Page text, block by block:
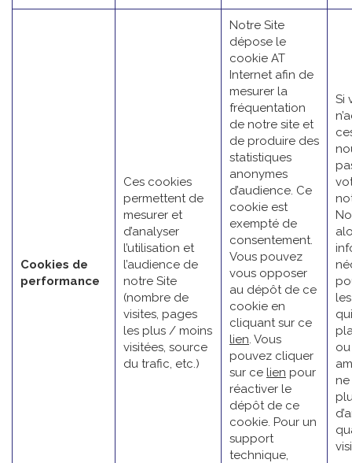
Cookies de
performance
Ces cookies
permettent de
mesurer et
d’analyser
l’utilisation et
l’audience de
notre Site
(nombre de
visites, pages
les plus / moins
visitées, source
du trafic, etc.)
Notre Site
dépose le
cookie AT
Internet afin de
mesurer la
fréquentation
de notre site et
de produire des
statistiques
anonymes
d’audience. Ce
cookie est
exempté de
consentement.
Vous pouvez
vous opposer
au dépôt de ce
cookie en
cliquant sur ce
lien. Vous
pouvez cliquer
sur ce lien pour
réactiver le
dépôt de ce
cookie. Pour un
support
technique,
Si